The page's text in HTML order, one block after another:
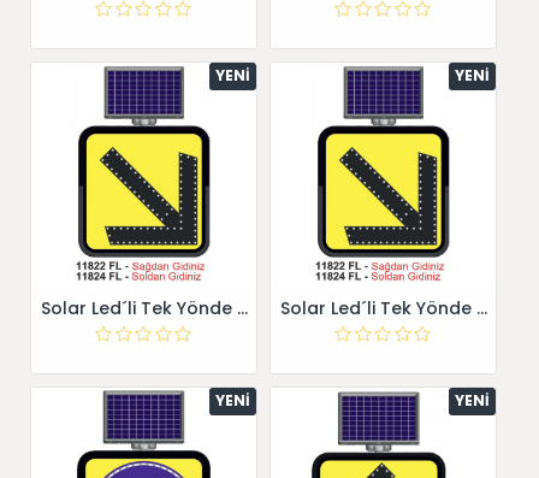
YENI
Solar Led´li Tek Yönde Uyarı Sağdan Gidiniz 11822 FL
YENI
Solar Led´li Tek Yönde Uyarı Sağdan Gidiniz 11822 FL
YENI YENI